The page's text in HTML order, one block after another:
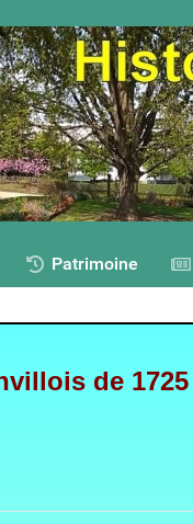
Patrimoine
de